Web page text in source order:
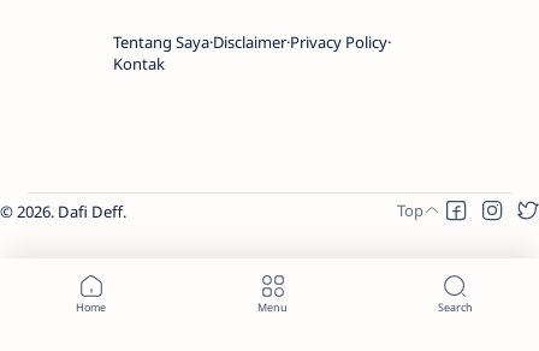
Tentang Saya Disclaimer Privacy Policy
Kontak
2026. Dafi Deff.